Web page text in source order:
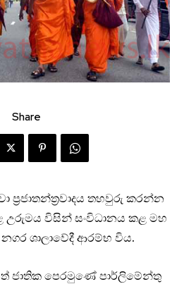
Share
ප්‍රජාතන්ත්‍රවාදය තහවුරු කරන්න
උරුමය විසින් සංවිධානය කළ මහ
ශාලාවේදී ආරම්භ විය.
ජාතික පෙරමුණේ පාර්ලිමේන්තු